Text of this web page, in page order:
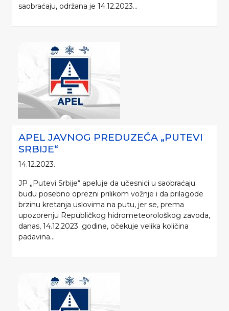
saobraćaju, održana je 14.12.2023...
APEL JAVNOG PREDUZEĆA „PUTEVI
SRBIJE“
14.12.2023.
JP „Putevi Srbije“ apeluje da učesnici u saobraćaju
budu posebno oprezni prilikom vožnje i da prilagode
brzinu kretanja uslovima na putu, jer se, prema
upozorenju Republičkog hidrometeorološkog zavoda,
danas, 14.12.2023. godine, očekuje velika količina
padavina...